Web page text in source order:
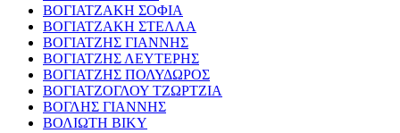
ΒΟΓΙΑΤΖΑΚΗ ΣΟΦΙΑ
ΒΟΓΙΑΤΖΑΚΗ ΣΤΕΛΛΑ
ΒΟΓΙΑΤΖΗΣ ΓΙΑΝΝΗΣ
ΒΟΓΙΑΤΖΗΣ ΛΕΥΤΕΡΗΣ
ΒΟΓΙΑΤΖΗΣ ΠΟΛΥΔΩΡΟΣ
ΒΟΓΙΑΤΖΟΓΛΟΥ ΤΖΩΡΤΖΙΑ
ΒΟΓΛΗΣ ΓΙΑΝΝΗΣ
ΒΟΛΙΩΤΗ ΒΙΚΥ